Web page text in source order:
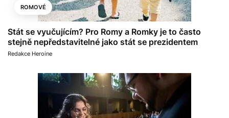
ROMOVÉ
Stát se vyučujícím? Pro Romy a Romky je to často
stejně nepředstavitelné jako stát se prezidentem
Redakce Heroine